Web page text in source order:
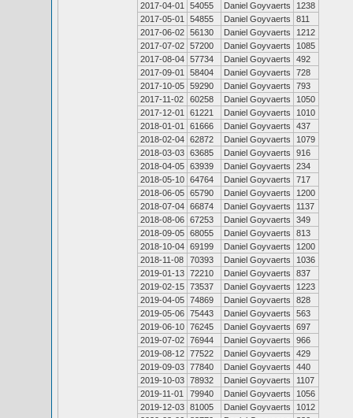
2017-04-01
54055 Daniel Goyvaerts
1238
2017-05-01
54855 Daniel Goyvaerts
811
2017-06-02 56130 Daniel Goyvaerts
1212
2017-07-02 57200 Daniel Goyvaerts
1085
2017-08-04 57734 Daniel Goyvaerts
492
2017-09-01
58404 Daniel Goyvaerts
728
2017-10-05 59290 Daniel Goyvaerts
793
2017-11-02
60258 Daniel Goyvaerts
1050
2017-12-01
61221 Daniel Goyvaerts
1010
2018-01-01
61666 Daniel Goyvaerts
437
2018-02-04 62872 Daniel Goyvaerts
1079
2018-03-03 63685 Daniel Goyvaerts
916
2018-04-05 63939 Daniel Goyvaerts
234
2018-05-10 64764 Daniel Goyvaerts
717
2018-06-05 65790 Daniel Goyvaerts
1200
2018-07-04 66874 Daniel Goyvaerts
1137
2018-08-06 67253 Daniel Goyvaerts
349
2018-09-05 68055 Daniel Goyvaerts
813
2018-10-04 69199 Daniel Goyvaerts
1200
2018-11-08
70393 Daniel Goyvaerts
1036
2019-01-13 72210 Daniel Goyvaerts
837
2019-02-15 73537 Daniel Goyvaerts
1223
2019-04-05 74869 Daniel Goyvaerts
828
2019-05-06 75443 Daniel Goyvaerts
563
2019-06-10 76245 Daniel Goyvaerts
697
2019-07-02 76944 Daniel Goyvaerts
966
2019-08-12 77522 Daniel Goyvaerts
429
2019-09-03 77840 Daniel Goyvaerts
440
2019-10-03 78932 Daniel Goyvaerts
1107
2019-11-01
79940 Daniel Goyvaerts
1056
2019-12-03 81005 Daniel Goyvaerts
1012